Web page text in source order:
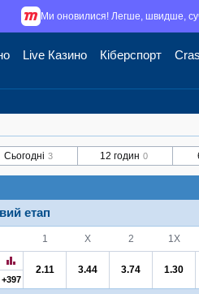
Ми оновилися! Легше, швидше,
Live Казино Кіберспорт
Сьогодні 3 12 годин 0
етап
1 X 2 1X
+397
2.11 3.44 3.74 1.30